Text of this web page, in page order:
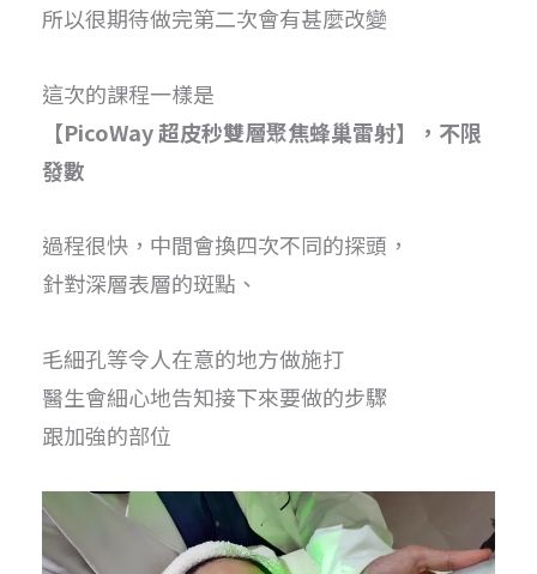
所以很期待做完第二次會有甚麼改變
這次的課程一樣是
【PicoWay 超皮秒雙層聚焦蜂巢雷射】，不限
發數
過程很快，中間會換四次不同的探頭，
針對深層表層的斑點、
毛細孔等令人在意的地方做施打
醫生會細心地告知接下來要做的步驟
跟加強的部位